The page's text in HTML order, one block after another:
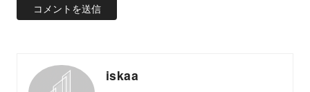
iskaa